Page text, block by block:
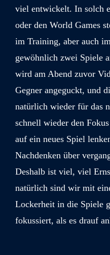
viel entwickelt. In solch
oder den World Games
im Training, aber auch
gewöhnlich zwei Spiele
wird am Abend zuvor
Gegner angeguckt, und
natürlich wieder für das
schnell wieder den
auf ein neues Spiel
Nachdenken über
Deshalb ist viel, viel
natürlich sind wir mit
Lockerheit in die Spiele
fokussiert, als es drauf